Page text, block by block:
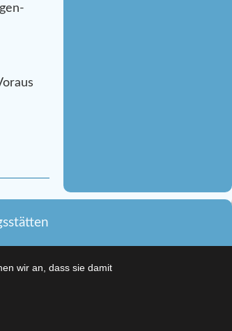
wir an, dass sie damit